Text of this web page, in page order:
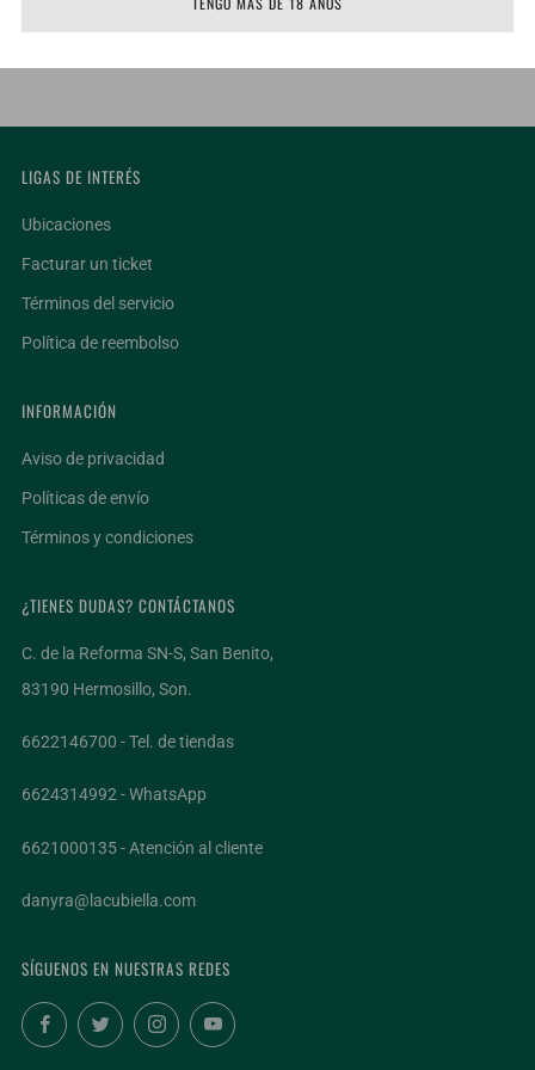
LIGAS DE INTERÉS
Ubicaciones
Facturar un ticket
Términos del servicio
Política de reembolso
INFORMACIÓN
Aviso de privacidad
Políticas de envío
Términos y condiciones
¿TIENES DUDAS? CONTÁCTANOS
C. de la Reforma SN-S, San Benito,
83190 Hermosillo, Son.
6622146700 - Tel. de tiendas
6624314992 - WhatsApp
6621000135 - Atención al cliente
danyra@lacubiella.com
SÍGUENOS EN NUESTRAS REDES
FacebookTwitterInstagramYouTube